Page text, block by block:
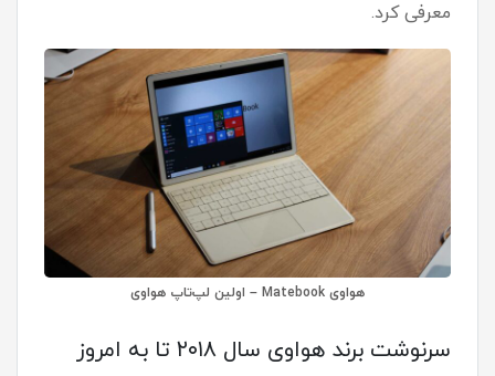
معرفی کرد.
هواوی Matebook – اولین لپ‌تاپ هواوی
سرنوشت برند هواوی سال ۲۰۱۸ تا به امروز